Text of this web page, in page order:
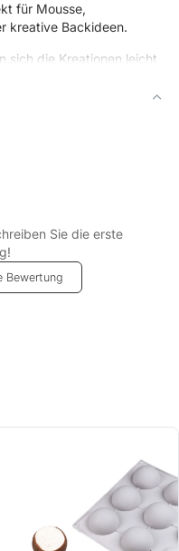
für Mousse,
kreative Backideen.
sich die Kreationen leicht
& EisSie die erste
Bewertung